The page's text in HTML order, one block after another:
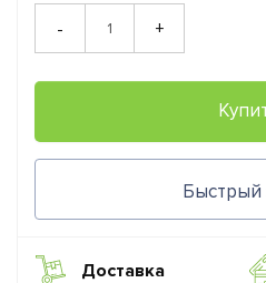
- +
Быстрый
Доставка